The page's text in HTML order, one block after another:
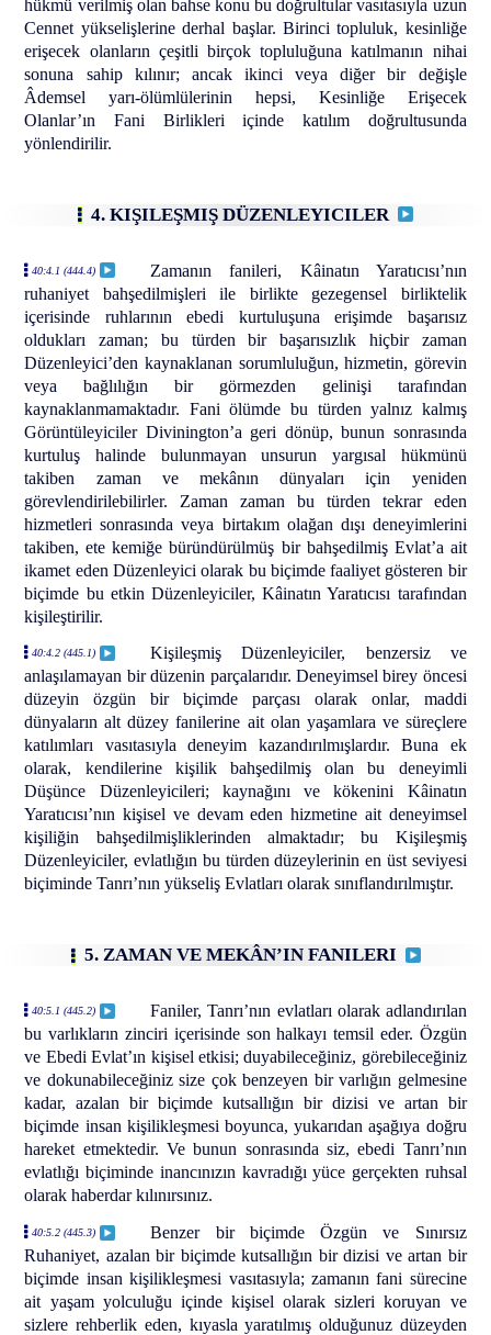
hükmü verilmiş olan bahse konu bu doğrultular vasıtasıyla uzun
Cennet yükselişlerine derhal başlar. Birinci topluluk, kesinliğe
erişecek olanların çeşitli birçok topluluğuna katılmanın nihai
sonuna sahip kılınır; ancak ikinci veya diğer bir değişle
Âdemsel yarı-ölümlülerinin hepsi, Kesinliğe Erişecek
Olanlar’ın Fani Birlikleri içinde katılım doğrultusunda
yönlendirilir.
4. KIŞILEŞMIŞ DÜZENLEYICILER
40:4.1 (444.4)
Zamanın fanileri, Kâinatın Yaratıcısı’nın
ruhaniyet bahşedilmişleri ile birlikte gezegensel birliktelik
içerisinde ruhlarının ebedi kurtuluşuna erişimde başarısız
oldukları zaman; bu türden bir başarısızlık hiçbir zaman
Düzenleyici’den kaynaklanan sorumluluğun, hizmetin, görevin
veya bağlılığın bir görmezden gelinişi tarafından
kaynaklanmamaktadır. Fani ölümde bu türden yalnız kalmış
Görüntüleyiciler Divinington’a geri dönüp, bunun sonrasında
kurtuluş halinde bulunmayan unsurun yargısal hükmünü
takiben zaman ve mekânın dünyaları için yeniden
görevlendirilebilirler. Zaman zaman bu türden tekrar eden
hizmetleri sonrasında veya birtakım olağan dışı deneyimlerini
takiben, ete kemiğe büründürülmüş bir bahşedilmiş Evlat’a ait
ikamet eden Düzenleyici olarak bu biçimde faaliyet gösteren bir
biçimde bu etkin Düzenleyiciler, Kâinatın Yaratıcısı tarafından
kişileştirilir.
40:4.2 (445.1)
Kişileşmiş Düzenleyiciler, benzersiz ve
anlaşılamayan bir düzenin parçalarıdır. Deneyimsel birey öncesi
düzeyin özgün bir biçimde parçası olarak onlar, maddi
dünyaların alt düzey fanilerine ait olan yaşamlara ve süreçlere
katılımları vasıtasıyla deneyim kazandırılmışlardır. Buna ek
olarak, kendilerine kişilik bahşedilmiş olan bu deneyimli
Düşünce Düzenleyicileri; kaynağını ve kökenini Kâinatın
Yaratıcısı’nın kişisel ve devam eden hizmetine ait deneyimsel
kişiliğin bahşedilmişliklerinden almaktadır; bu Kişileşmiş
Düzenleyiciler, evlatlığın bu türden düzeylerinin en üst seviyesi
biçiminde Tanrı’nın yükseliş Evlatları olarak sınıflandırılmıştır.
5. ZAMAN VE MEKÂN’IN FANILERI
40:5.1 (445.2)
Faniler, Tanrı’nın evlatları olarak adlandırılan
bu varlıkların zinciri içerisinde son halkayı temsil eder. Özgün
ve Ebedi Evlat’ın kişisel etkisi; duyabileceğiniz, görebileceğiniz
ve dokunabileceğiniz size çok benzeyen bir varlığın gelmesine
kadar, azalan bir biçimde kutsallığın bir dizisi ve artan bir
biçimde insan kişilikleşmesi boyunca, yukarıdan aşağıya doğru
hareket etmektedir. Ve bunun sonrasında siz, ebedi Tanrı’nın
evlatlığı biçiminde inancınızın kavradığı yüce gerçekten ruhsal
olarak haberdar kılınırsınız.
40:5.2 (445.3)
Benzer bir biçimde Özgün ve Sınırsız
Ruhaniyet, azalan bir biçimde kutsallığın bir dizisi ve artan bir
biçimde insan kişilikleşmesi vasıtasıyla; zamanın fani sürecine
ait yaşam yolculuğu içinde kişisel olarak sizleri koruyan ve
sizlere rehberlik eden, kıyasla yaratılmış olduğunuz düzeyden